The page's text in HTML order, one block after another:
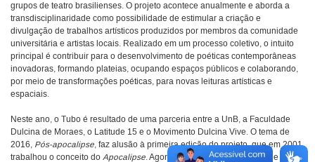
grupos de teatro brasilienses. O projeto acontece anualmente e aborda a
transdisciplinaridade como possibilidade de estimular a criação e
divulgação de trabalhos artísticos produzidos por membros da comunidade
universitária e artistas locais. Realizado em um processo coletivo, o intuito
principal é contribuir para o desenvolvimento de poéticas contemporâneas
inovadoras, formando plateias, ocupando espaços públicos e colaborando,
por meio de transformações poéticas, para novas leituras artísticas e
espaciais.
Neste ano, o Tubo é resultado de uma parceria entre a UnB, a Faculdade
Dulcina de Moraes, o Latitude 15 e o Movimento Dulcina Vive. O tema de
2016, Pós-apocalipse, faz alusão à primeira edição do projeto, que em 2001
trabalhou o conceito do Apocalipse. Agora, o objetivo é explorar o que vem